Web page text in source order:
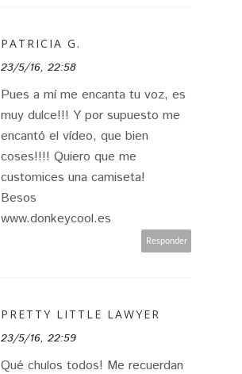
PATRICIA G.
23/5/16, 22:58
Pues a mí me encanta tu voz, es
muy dulce!!! Y por supuesto me
encantó el vídeo, que bien
coses!!!! Quiero que me
customices una camiseta!
Besos
www.donkeycool.es
Responder
PRETTY LITTLE LAWYER
23/5/16, 22:59
Qué chulos todos! Me recuerdan